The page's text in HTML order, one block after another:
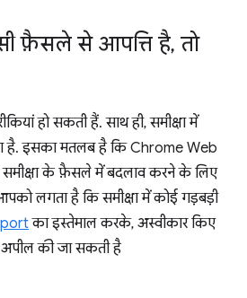
फ़ैसले से आपत्ति है, तो
हो सकती हैं. साथ ही, समीक्षा में
है. इसका मतलब है कि Chrome Web
के फ़ैसले में बदलाव करने के लिए
लगता है कि समीक्षा में कोई गड़बड़ी
का इस्तेमाल करके, अस्वीकार किए
की जा सकती है